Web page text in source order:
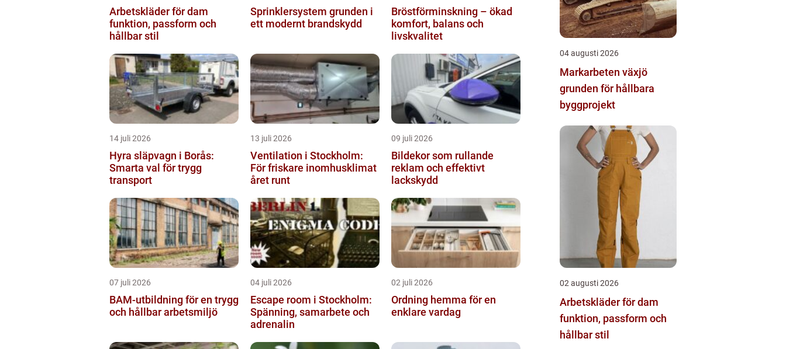
Arbetskläder för dam
funktion, passform och
hållbar stil
Sprinklersystem grunden i
ett modernt brandskydd
Bröstförminskning – ökad
komfort, balans och
livskvalitet
14 juli 2026
Hyra släpvagn i Borås:
Smarta val för trygg
transport
13 juli 2026
Ventilation i Stockholm:
För friskare inomhusklimat
året runt
09 juli 2026
Bildekor som rullande
reklam och effektivt
lackskydd
07 juli 2026
BAM-utbildning för en trygg
och hållbar arbetsmiljö
04 juli 2026
Escape room i Stockholm:
Spänning, samarbete och
adrenalin
02 juli 2026
Ordning hemma för en
enklare vardag
04 augusti 2026
Markarbeten växjö
grunden för hållbara
byggprojekt
02 augusti 2026
Arbetskläder för dam
funktion, passform och
hållbar stil